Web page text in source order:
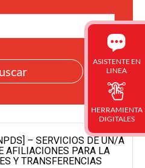
– SERVICIOS DE UN/A
AFILIACIONES PARA LA
Y TRANSFERENCIAS
ASISTENTE EN
LINEA
HERRAMIENTA
DIGITALES